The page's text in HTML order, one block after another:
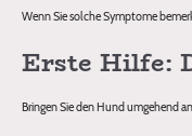
Wenn Sie solche Symptome
Erste Hilfe:
Bringen Sie den Hund umgehend